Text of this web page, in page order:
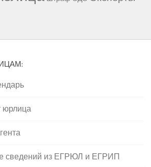
юрлица
сведений из ЕГРЮЛ и ЕГРИП